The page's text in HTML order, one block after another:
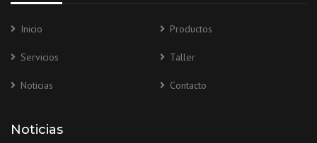
Inicio Productos
Servicios Taller
Noticias Contacto
Noticias